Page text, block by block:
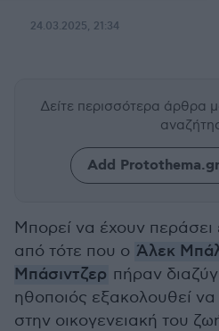
24.03.2025, 21:34
Δείτε περισσότερα άρθρα
Add
Μπορεί να έχουν περάσει
από τότε που ο Άλεκ
Μπάσιντζερ πήραν
ηθοποιός εξακολουθεί να
στην οικογενειακή του